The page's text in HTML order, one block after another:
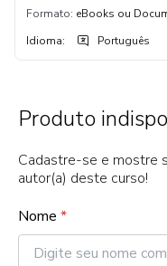
Formato: eBooks ou
Idioma: Português
Produto
Cadastre-se e mostre
autor(a) deste curso!
Nome *